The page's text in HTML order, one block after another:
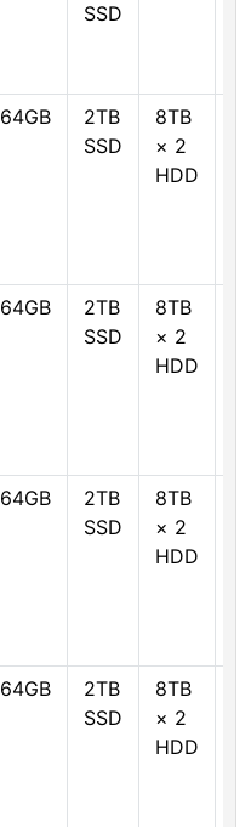
SSD
64GB
2TB
SSD
8TB
× 2
HDD
64GB
2TB
SSD
8TB
× 2
HDD
64GB
2TB
SSD
8TB
× 2
HDD
64GB
2TB
SSD
8TB
× 2
HDD